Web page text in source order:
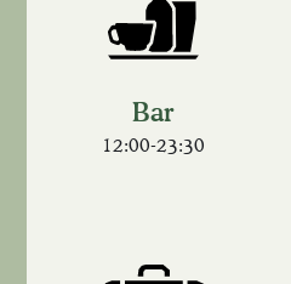
Bar
12:00-23:30